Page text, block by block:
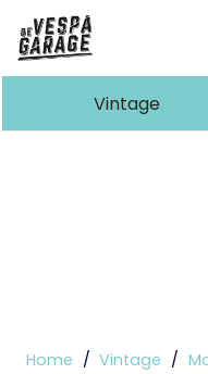
de resultaten
Vintage
Home / Vintage /